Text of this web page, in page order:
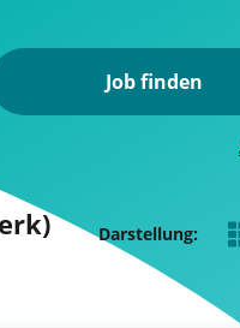
Job finden
Darstellung: